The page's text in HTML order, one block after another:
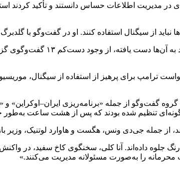
در مدیریت اطلاعات حساس دانستند و تأکید کردند
نباید از سیگنال استفاده کنند. او در گفت‌وگو با
ترامپ برای پرهیز از استفاده از سیگنال، موریسیو
تنظیم شده بودند که پس از هشت ساعت
جلوه داده‌اند. آنا کلی، سخنگوی کاخ سفید، در
را به‌صورت مسئولانه مدیریت می‌کنند.»